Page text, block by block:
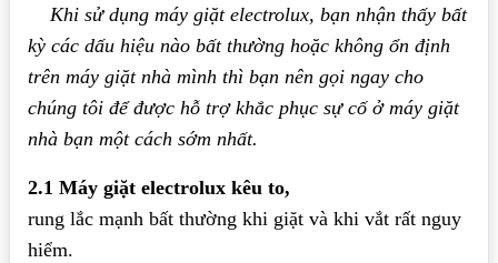
Khi sử dụng máy giặt electrolux, bạn nhận thấy bất
kỳ các dấu hiệu nào bất thường hoặc không ổn định
trên máy giặt nhà mình thì bạn nên gọi ngay cho
chúng tôi để được hỗ trợ khắc phục sự cố ở máy giặt
nhà bạn một cách sớm nhất.
2.1 Máy giặt electrolux kêu to,
rung lắc mạnh bất thường khi giặt và khi vắt rất nguy
hiểm.